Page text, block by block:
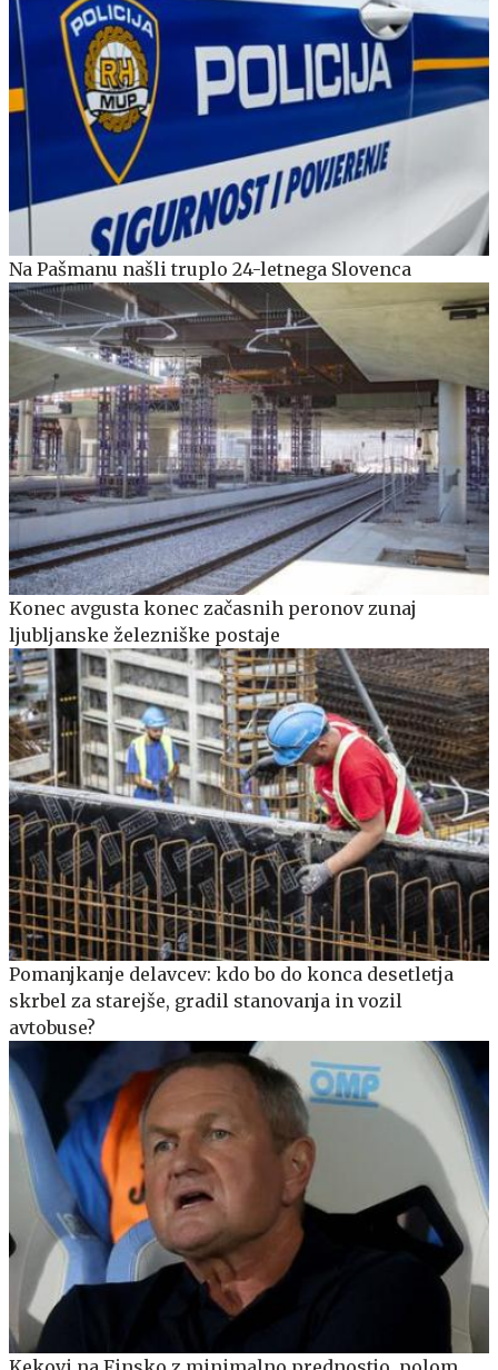
Na Pašmanu našli truplo 24-letnega Slovenca
Konec avgusta konec začasnih peronov zunaj
ljubljanske železniške postaje
Pomanjkanje delavcev: kdo bo do konca desetletja
skrbel za starejše, gradil stanovanja in vozil
avtobuse?